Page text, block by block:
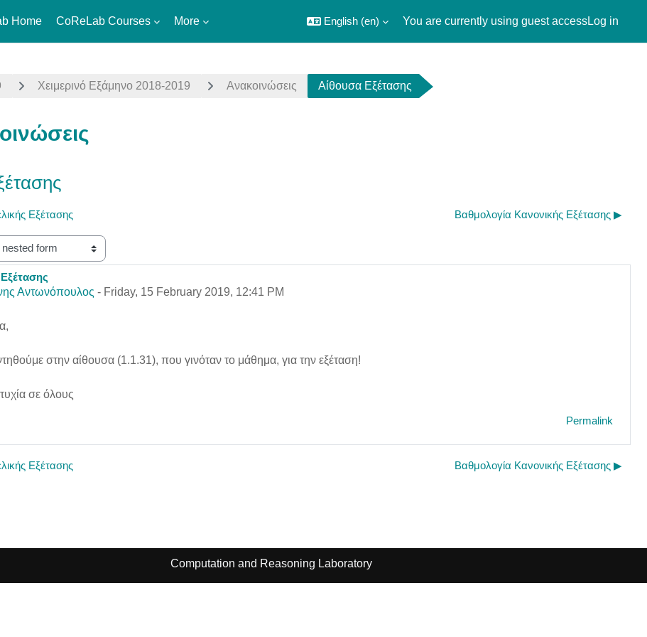
Home CoReLab Courses More English ‎(en)‎ You are currently using guest accessLog in
Χειμερινό Εξάμηνο 2018-2019 Ανακοινώσεις Αίθουσα Εξέτασης
Εξέτασης Βαθμολογία Κανονικής Εξέτασης ▶︎
Αντωνόπουλος - Friday, 15 February 2019, 12:41 PM
replies: 0
στην αίθουσα (1.1.31), που γινόταν το μάθημα, για την εξέταση!
σε όλους
Permalink
Εξέτασης Βαθμολογία Κανονικής Εξέτασης ▶︎
Computation and Reasoning Laboratory